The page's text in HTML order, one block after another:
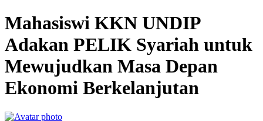
Mahasiswi KKN UNDIP
Adakan PELIK Syariah untuk
Mewujudkan Masa Depan
Ekonomi Berkelanjutan